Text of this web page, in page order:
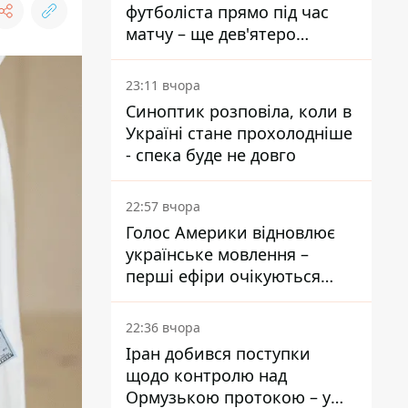
футболіста прямо під час
матчу – ще дев'ятеро
постраждали
23:11 вчора
Синоптик розповіла, коли в
Україні стане прохолодніше
- спека буде не довго
22:57 вчора
Голос Америки відновлює
українське мовлення –
перші ефіри очікуються
наступного тижня
22:36 вчора
Іран добився поступки
щодо контролю над
Ормузькою протокою – у